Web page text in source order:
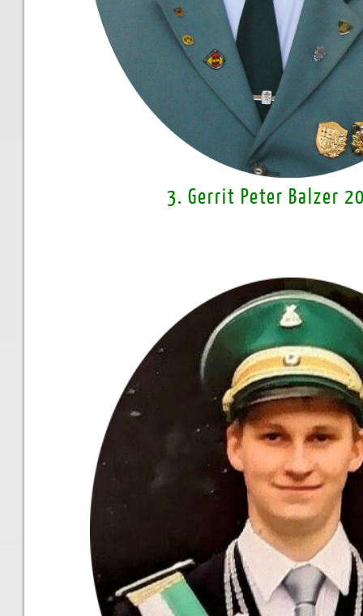
3. Gerrit Peter Balzer